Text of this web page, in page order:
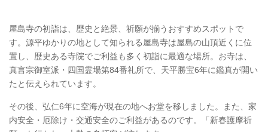
屋島寺の初詣は、歴史と絶景、祈願が揃うおすすめスポットで
す。源平ゆかりの地として知られる屋島寺は屋島の山頂近くに位
置し、歴史ある寺院でご利益も多く初詣に最適な場所。お寺は、
真言宗御室派・四国霊場第84番礼所で、天平勝宝6年に鑑真が開い
たと伝えられています。
その後、弘仁6年に空海が現在の地へお堂を移しました。また、家
内安全・厄除け・交通安全のご利益があるのです。「新春護摩祈